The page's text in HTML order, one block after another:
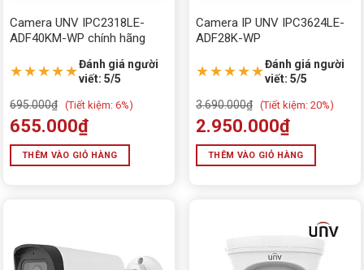
Camera UNV IPC2318LE-
ADF40KM-WP chính hãng
★★★★★Đánh giá người
viết: 5/5
695.000₫ (Tiết kiệm: 6%)
655.000₫
THÊM VÀO GIỎ HÀNG
Camera IP UNV IPC3624LE-
ADF28K-WP
★★★★★Đánh giá người
viết: 5/5
3.690.000₫ (Tiết kiệm: 20%)
2.950.000₫
THÊM VÀO GIỎ HÀNG